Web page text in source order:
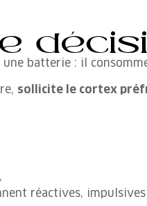
batterie : il
sollicite le cortex
réactives,